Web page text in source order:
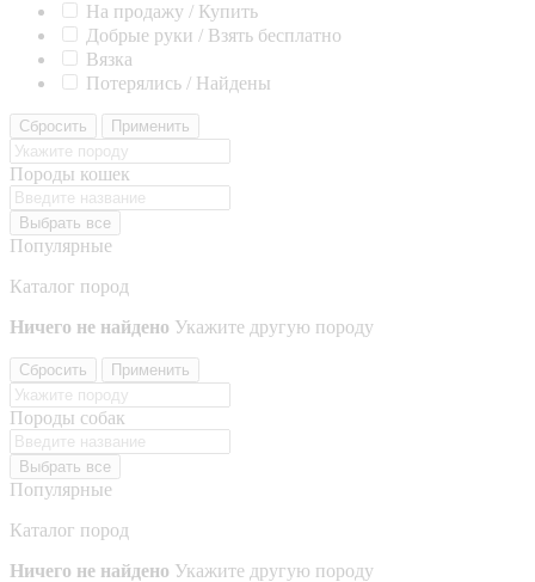
На продажу / Купить
Добрые руки / Взять бесплатно
Вязка
Потерялись / Найдены
Сбросить Применить
Породы кошек
Выбрать все
Популярные
Каталог пород
Ничего не найдено Укажите другую породу
Сбросить Применить
Породы собак
Выбрать все
Популярные
Каталог пород
Ничего не найдено Укажите другую породу